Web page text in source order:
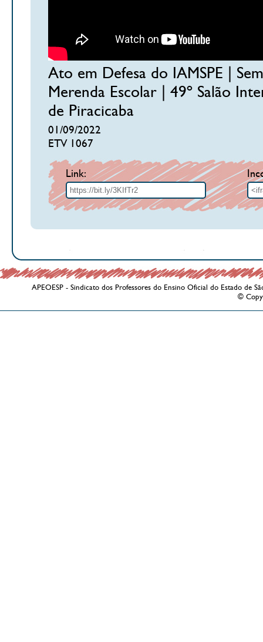
Ato em Defesa do IAMSPE |
Merenda Escolar | 49º Salão
de Piracicaba
01/09/2022
ETV 1067
Link:
APEOESP - Sindicato dos Professores do Ensino Oficial do Estado de
©